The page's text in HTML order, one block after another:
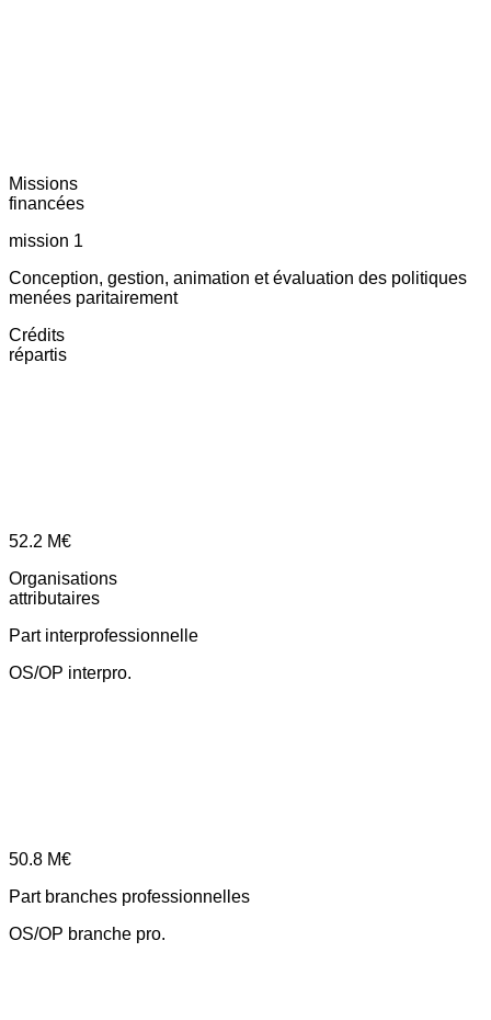
Missions
financées
mission 1
Conception, gestion, animation et évaluation des politiques
menées paritairement
Crédits
répartis
52.2 M€
Organisations
attributaires
Part interprofessionnelle
OS/OP interpro.
50.8 M€
Part branches professionnelles
OS/OP branche pro.